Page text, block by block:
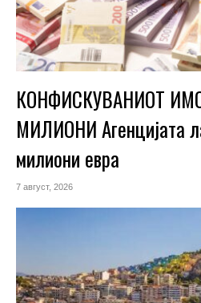
КОНФИСКУВАНИОТ
МИЛИОНИ Агенцијата
милиони евра
7 август, 2026